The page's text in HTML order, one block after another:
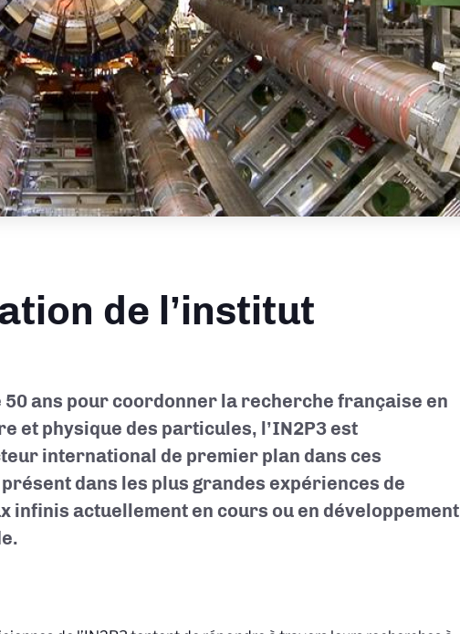
de l’institut
50 ans pour coordonner la recherche française en
et physique des particules, l’IN2P3 est
international de premier plan dans ces
dans les plus grandes expériences de
infinis actuellement en cours ou en développement